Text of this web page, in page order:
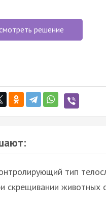
решение
тип
животных